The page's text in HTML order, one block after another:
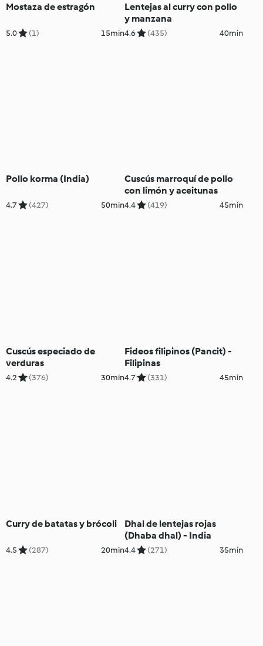
Mostaza de estragón
5.0 (1) 15min
Lentejas al curry con pollo
y manzana
4.6 (435) 40min
Pollo korma (India)
4.7 (427) 50min
Cuscús marroquí de pollo
con limón y aceitunas
4.4 (419) 45min
Cuscús especiado de
verduras
4.2 (376) 30min
Fideos filipinos (Pancit) -
Filipinas
4.7 (331) 45min
Curry de batatas y brócoli
4.5 (287) 20min
Dhal de lentejas rojas
(Dhaba dhal) - India
4.4 (271) 35min